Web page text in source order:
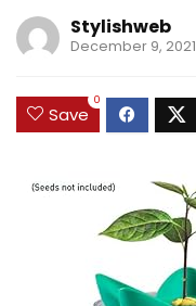
Stylishweb
December 9, 2021
Save
0